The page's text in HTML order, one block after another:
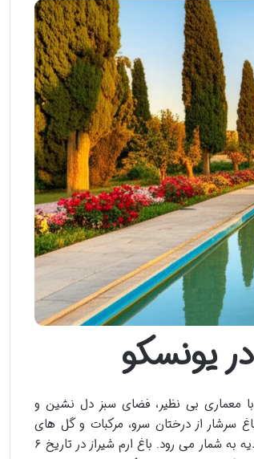
یونسکو
با معماری بی نظیر، فضای سبز دل نشین و
سرشار از درختان سرو، مرکبات و گل های
فصلی، نمادی از هنر باغ سازی ایرانی و میراثی ارزشمند از دوران قاجار و زندیه به شمار می رود. باغ ارم شیراز در تاریخ ۶